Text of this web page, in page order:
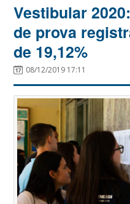
Vestibular
de prova
de 19,12%
08/12/2019 17:11